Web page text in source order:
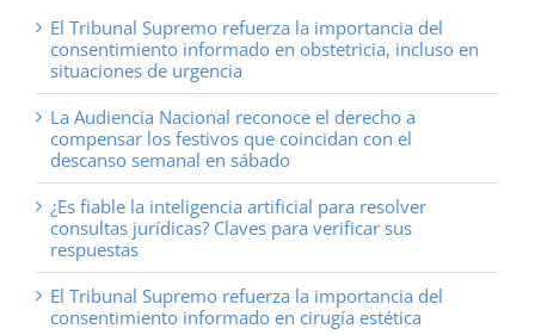
El Tribunal Supremo refuerza la importancia del
consentimiento informado en obstetricia, incluso en
situaciones de urgencia
La Audiencia Nacional reconoce el derecho a
compensar los festivos que coincidan con el
descanso semanal en sábado
¿Es fiable la inteligencia artificial para resolver
consultas jurídicas? Claves para verificar sus
respuestas
El Tribunal Supremo refuerza la importancia del
consentimiento informado en cirugía estética